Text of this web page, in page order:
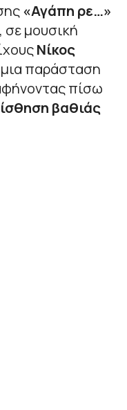
«Αγάπη ρε…»
, σε μουσική
Νίκος
παράσταση
πίσω
βαθιάς